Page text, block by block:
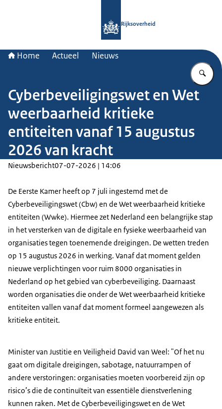
Rijksoverheid
Home Actueel Nieuws
Cyberbeveiligingswet en Wet
weerbaarheid kritieke
entiteiten vanaf 15 augustus
2026 van kracht
Nieuwsbericht07-07-2026 | 14:06
De Eerste Kamer heeft op 7 juli ingestemd met de
Cyberbeveiligingswet (Cbw) en de Wet weerbaarheid kritieke
entiteiten (Wwke). Hiermee zet Nederland een belangrijke stap
in het versterken van de digitale en fysieke weerbaarheid van
organisaties tegen toenemende dreigingen. De wetten treden
op 15 augustus 2026 in werking. Vanaf dat moment gelden
nieuwe verplichtingen voor ruim 8000 organisaties in
Nederland op het gebied van cyberbeveiliging. Daarnaast
worden organisaties die onder de Wet weerbaarheid kritieke
entiteiten vallen vanaf dat moment formeel aangewezen als
kritieke entiteit.
Minister van Justitie en Veiligheid David van Weel: "Of het nu
gaat om digitale dreigingen, sabotage, natuurrampen of
andere verstoringen: organisaties moeten voorbereid zijn op
risico’s die de continuïteit van essentiële dienstverlening
kunnen raken. Met de Cyberbeveiligingswet en de Wet